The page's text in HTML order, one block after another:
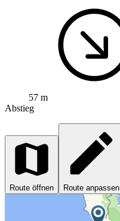
57 m
Abstieg
Route öffnen Route anpassen